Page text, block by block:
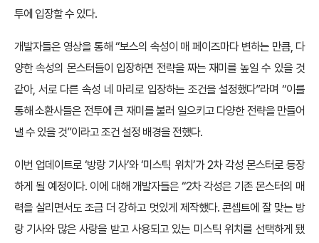
투에 입장할 수 있다.
개발자들은 영상을 통해 “보스의 속성이 매 페이즈마다 변하는 만큼, 다
양한 속성의 몬스터들이 입장하면 전략을 짜는 재미를 높일 수 있을 것
같아, 서로 다른 속성 네 마리로 입장하는 조건을 설정했다”라며 “이를
통해 소환사들은 전투에 큰 재미를 불러 일으키고 다양한 전략을 만들어
낼 수 있을 것”이라고 조건 설정 배경을 전했다.
이번 업데이트로 ‘방랑 기사’와 ‘미스틱 위치’가 2차 각성 몬스터로 등장
하게 될 예정이다. 이에 대해 개발자들은 “2차 각성은 기존 몬스터의 매
력을 살리면서도 조금 더 강하고 멋있게 제작했다. 콘셉트에 잘 맞는 방
랑 기사와 많은 사랑을 받고 사용되고 있는 미스틱 위치를 선택하게 됐